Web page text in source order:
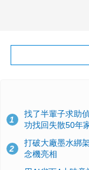
1
找了半輩子求助
功找回失散50年
2
打破大廠墨水綁
念機亮相